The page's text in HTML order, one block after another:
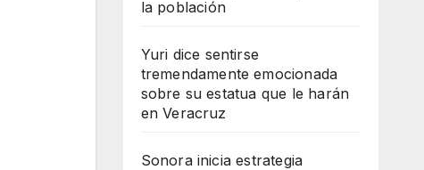
la población
Yuri dice sentirse
tremendamente emocionada
sobre su estatua que le harán
en Veracruz
Sonora inicia estrategia